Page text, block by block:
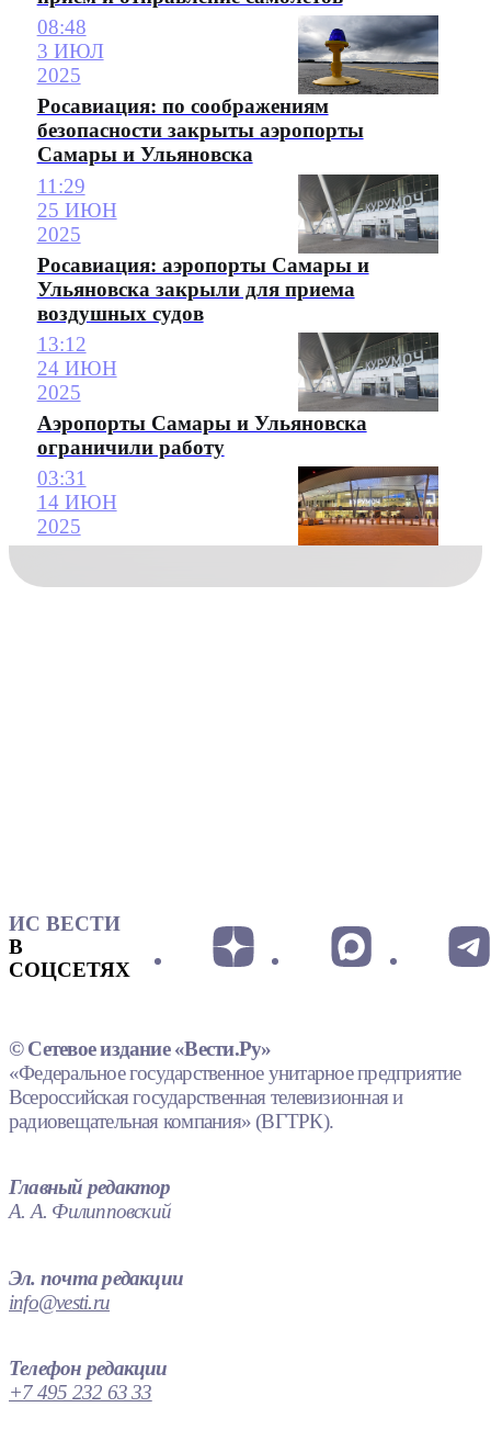
08:48
3 ИЮЛ
2025
Росавиация: по соображениям
безопасности закрыты аэропорты
Самары и Ульяновска
11:29
25 ИЮН
2025
Росавиация: аэропорты Самары и
Ульяновска закрыли для приема
воздушных судов
13:12
24 ИЮН
2025
Аэропорты Самары и Ульяновска
ограничили работу
03:31
14 ИЮН
2025
ИС ВЕСТИ
В
СОЦСЕТЯХ
© Сетевое издание «Вести.Ру»
«Федеральное государственное унитарное предприятие
Всероссийская государственная телевизионная и
радиовещательная компания» (ВГТРК).
Главный редактор
А. А. Филипповский
Эл. почта редакции
info@vesti.ru
Телефон редакции
+7 495 232 63 33